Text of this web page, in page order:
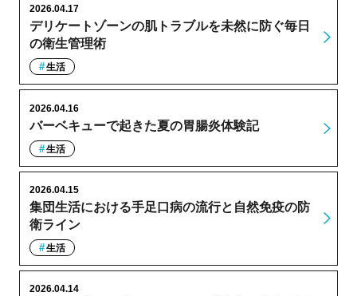
デリケートゾーンの肌トラブルを未然に防ぐ毎日
の衛生管理術
2026.04.17
生活
バーベキューで起きた夏の胃腸炎体験記
2026.04.16
生活
集団生活における手足口病の流行と自然免疫の防
衛ライン
2026.04.15
生活
2026.04.14